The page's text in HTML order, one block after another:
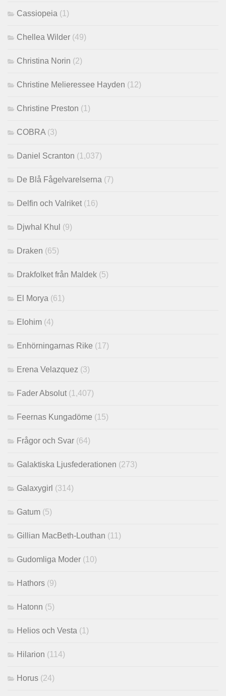
Cassiopeia (1)
Chellea Wilder (49)
Christina Norin (2)
Christine Melieressee Hayden (12)
Christine Preston (1)
COBRA (3)
Daniel Scranton (1,037)
De Blå Fågelvarelserna (7)
Delfin och Valriket (16)
Djwhal Khul (9)
Draken (65)
Drakfolket från Maldek (5)
El Morya (61)
Elohim (4)
Enhörningarnas Rike (17)
Erena Velazquez (3)
Fader Absolut (1,407)
Feernas Kungadöme (15)
Frågor och Svar (64)
Galaktiska Ljusfederationen (273)
Galaxygirl (314)
Gatum (5)
Gillian MacBeth-Louthan (11)
Gudomliga Moder (10)
Hathors (9)
Hatonn (5)
Helios och Vesta (1)
Hilarion (114)
Horus (24)